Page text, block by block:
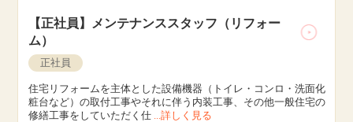
【正社員】メンテナンススタッフ（リフォー
ム）
正社員
住宅リフォームを主体とした設備機器（トイレ・コンロ・洗面化
粧台など）の取付工事やそれに伴う内装工事、その他一般住宅の
修繕工事をしていただく仕
...詳しく見る